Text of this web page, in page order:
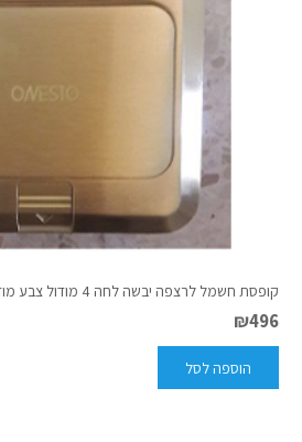
קופסת חשמל לרצפה יבשה לחה 4 מודול צבע מוזהב
₪496
הוספה לסל